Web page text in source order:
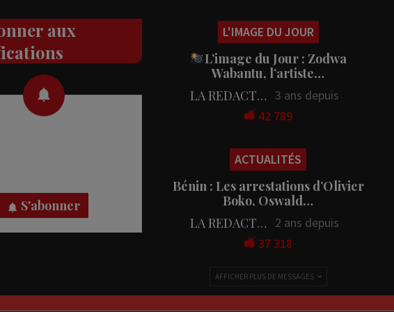
aux
S'abonner
L'IMAGE DU JOUR
L’image du Jour : Zodwa
Wabantu, l’artiste…
LA REDACTION 3 ans depuis
42 789
ACTUALITÉS
Bénin : Les arrestations d’Olivier
Boko, Oswald…
LA REDACTION
2 ans depuis
37 318
AFFICHER PLUS DE MESSAGES